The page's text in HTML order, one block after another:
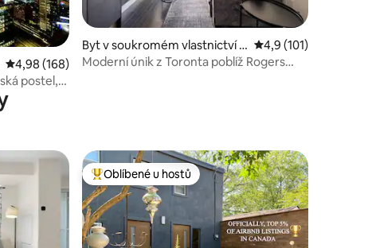
Průměrné hodnocení 4,98 z 5, 168 hodnocení
4,98 (168)
postel,
Byt v soukromém vlastnictví v
e městě Toronto
Průměrné hodnocení
4,9 (101)
Moderní únik z Toronta poblíž Rogers
Nejlepší v kategorii Oblíbené u hostů
Oblíbené u hostů